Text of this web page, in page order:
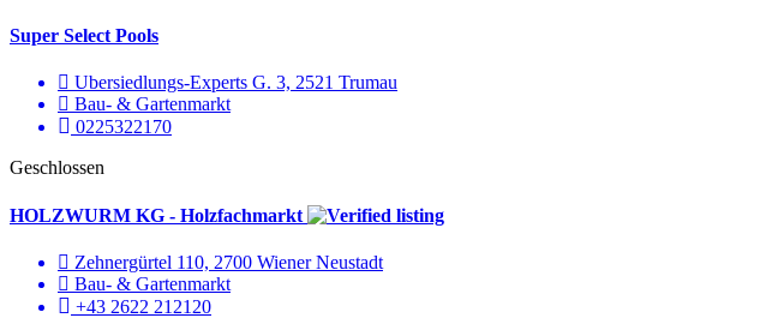
Super Select Pools
Ubersiedlungs-Experts G. 3, 2521 Trumau
Bau- & Gartenmarkt
0225322170
Geschlossen
HOLZWURM KG - Holzfachmarkt
Zehnergürtel 110, 2700 Wiener Neustadt
Bau- & Gartenmarkt
+43 2622 212120